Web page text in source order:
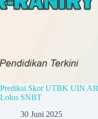
Prediksi Skor UTBK UIN
Lolos SNBT
30 Juni 2025